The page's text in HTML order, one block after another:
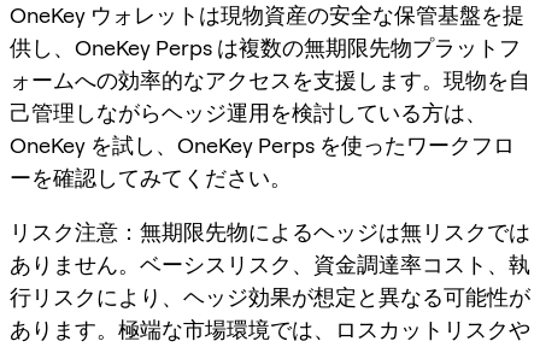
OneKey ウォレットは現物資産の安全な保管基盤を提
供し、OneKey Perps は複数の無期限先物プラットフ
ォームへの効率的なアクセスを支援します。現物を自
己管理しながらヘッジ運用を検討している方は、
OneKey を試し、OneKey Perps を使ったワークフロ
ーを確認してみてください。
リスク注意：無期限先物によるヘッジは無リスクでは
ありません。ベーシスリスク、資金調達率コスト、執
行リスクにより、ヘッジ効果が想定と異なる可能性が
あります。極端な市場環境では、ロスカットリスクや